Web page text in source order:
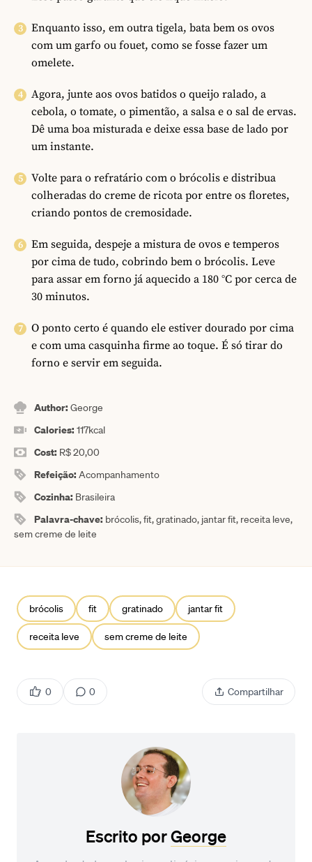
Enquanto isso, em outra tigela, bata bem os ovos
com um garfo ou fouet, como se fosse fazer um
omelete.
Agora, junte aos ovos batidos o queijo ralado, a
cebola, o tomate, o pimentão, a salsa e o sal de ervas.
Dê uma boa misturada e deixe essa base de lado por
um instante.
Volte para o refratário com o brócolis e distribua
colheradas do creme de ricota por entre os floretes,
criando pontos de cremosidade.
Em seguida, despeje a mistura de ovos e temperos
por cima de tudo, cobrindo bem o brócolis. Leve
para assar em forno já aquecido a 180 °C por cerca de
30 minutos.
O ponto certo é quando ele estiver dourado por cima
e com uma casquinha firme ao toque. É só tirar do
forno e servir em seguida.
Author:George
Calories:117kcal
Cost: R$ 20,00
Refeição:Acompanhamento
Cozinha: Brasileira
Palavra-chave: brócolis, fit, gratinado, jantar fit, receita leve,
sem creme de leite
brócolis fit gratinado jantar fit
receita leve sem creme de leite
0 0 Compartilhar
Escrito porGeorge